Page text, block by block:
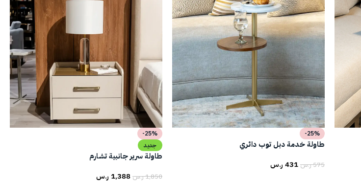
-25%
طاولة خدمة دبل توب دائري
575ر.س431 ر.س
-25%
جديد
طاولة سرير جانبية تشارم
1,850ر.س1,388 ر.س